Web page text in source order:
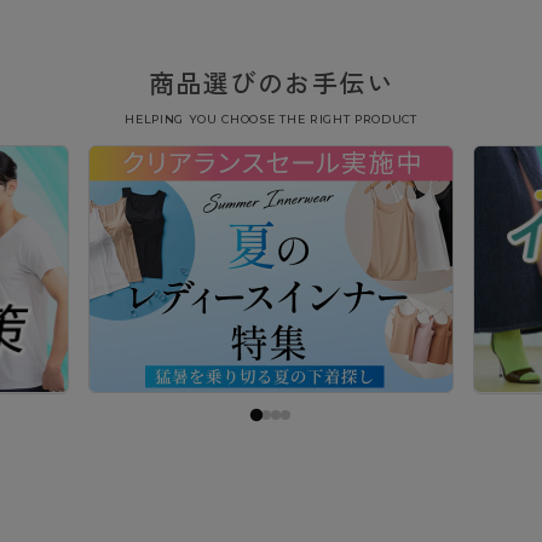
商品選びのお手伝い
HELPING YOU CHOOSE THE RIGHT PRODUCT